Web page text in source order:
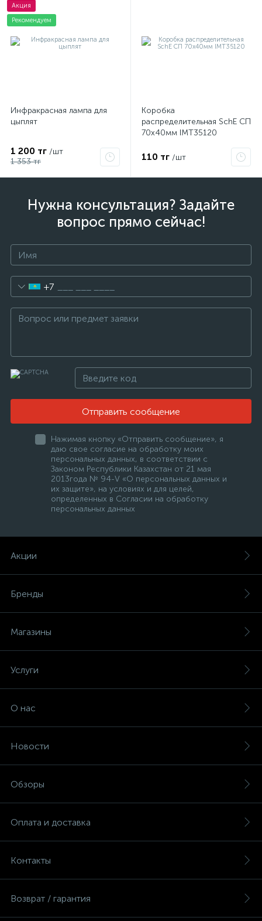
Акция
Рекомендуем
Инфракрасная лампа для
цыплят
1 200 тг /шт
1 353 тг
Коробка
распределительная SchE СП
70х40мм IMT35120
110 тг /шт
Нужна консультация? Задайте
вопрос прямо сейчас!
+7
Отправить сообщение
Нажимая кнопку «Отправить сообщение», я
даю свое согласие на обработку моих
персональных данных, в соответствии с
Законом Республики Казахстан от 21 мая
2013года № 94-V «О персональных данных и
их защите», на условиях и для целей,
определенных в Согласии на обработку
персональных данных
Акции
Бренды
Магазины
Услуги
О нас
Новости
Обзоры
Оплата и доставка
Контакты
Возврат / гарантия